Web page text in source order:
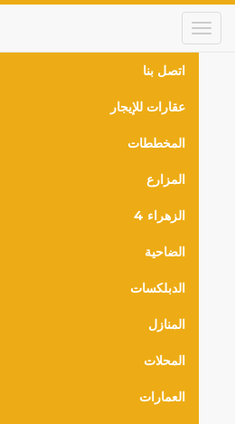
Skip
main
navigation
اتصل بنا
عقارات للإيجار
المخططات
المزارع
الزهراء 4
الضاحية
الدبلكسات
المنازل
المحلات
العمارات